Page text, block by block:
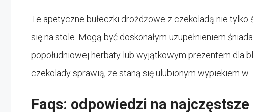
Te apetyczne bułeczki drożdżowe z czekoladą nie
się na stole. Mogą być doskonałym uzupełnieniem
popołudniowej herbaty lub wyjątkowym prezentem dla
czekolady sprawią, że staną się ulubionym wypiekiem w
Faqs: odpowiedzi na